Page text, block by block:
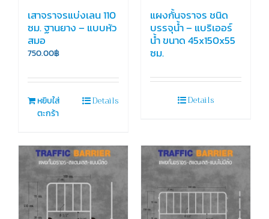
เสาจราจรแบ่งเลน 110
ซม. ฐานยาง – แบบหัว
สมอ
750.00฿
หยิบใส่
ตะกร้า
Details
แผงกั้นจราจร ชนิด
บรรจุน้ำ – แบริเออร์
น้ำ ขนาด 45x150x55
ซม.
Details